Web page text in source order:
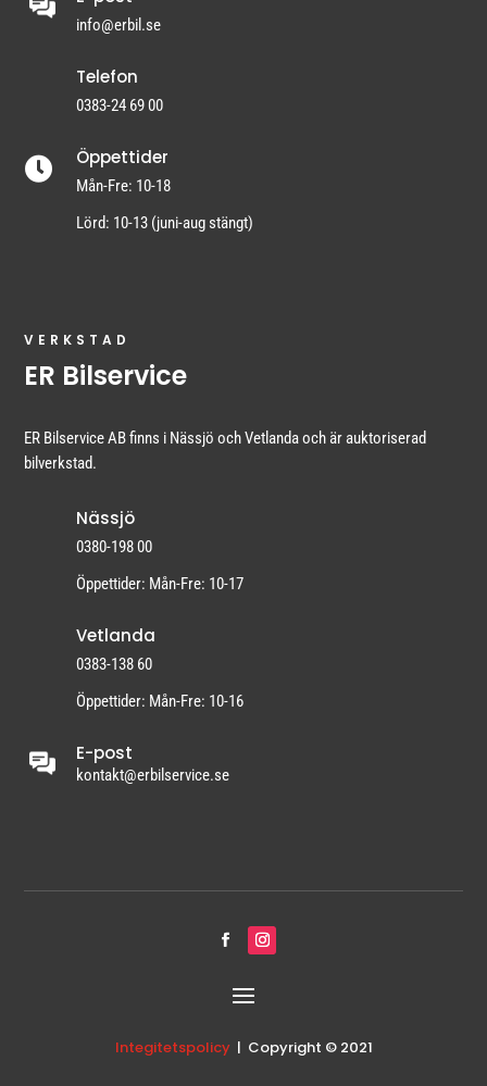
info@erbil.se
Telefon
0383-24 69 00
 Öppettider
Mån-Fre: 10-18
Lörd: 10-13 (juni-aug stängt)
VERKSTAD
ER Bilservice
ER Bilservice AB finns i Nässjö och Vetlanda och är auktoriserad
bilverkstad.
Nässjö
0380-198 00
Öppettider: Mån-Fre: 10-17
Vetlanda
0383-138 60
Öppettider: Mån-Fre: 10-16
E-post
kontakt@erbilservice.se
Integitetspolicy| Copyright © 2021